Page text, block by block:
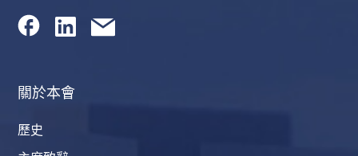
關於本會
歷史